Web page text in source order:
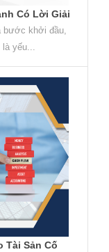
Có Lời Giải
khởi đầu,
yếu...
Tài Sản Cố